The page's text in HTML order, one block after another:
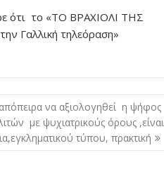
ότι το «ΤΟ ΒΡΑΧΙΟΛΙ ΤΗΣ
Γαλλική τηλεόραση»
να αξιολογηθεί η ψήφος
με ψυχιατρικούς όρους ,είναι
τύπου, πρακτική